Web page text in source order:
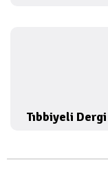
Tıbbiyeli Dergi